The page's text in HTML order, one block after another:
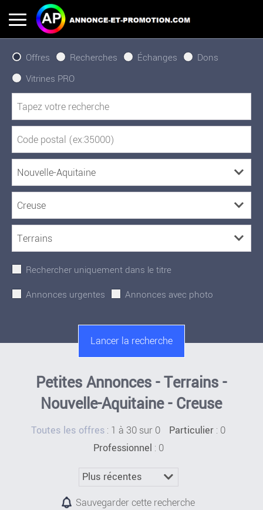
Offres Recherches Échanges
Dons
Vitrines PRO
Rechercher uniquement dans le titre
Annonces urgentes
Annonces avec photo
Petites Annonces - Terrains -
Nouvelle-Aquitaine - Creuse
Toutes les offres : 1 à 30 sur 0 Particulier : 0
Professionnel : 0
Sauvegarder cette recherche